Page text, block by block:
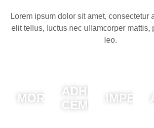
revestimiento diseñados para rendir en
renovación.
Calidad asegurada para cada fase del
Lorem ipsum dolor sit amet, consectetur
elit tellus, luctus nec ullamcorper mattis,
leo.
MORTEROS
ADHESIVOS
CEMENTOSOS